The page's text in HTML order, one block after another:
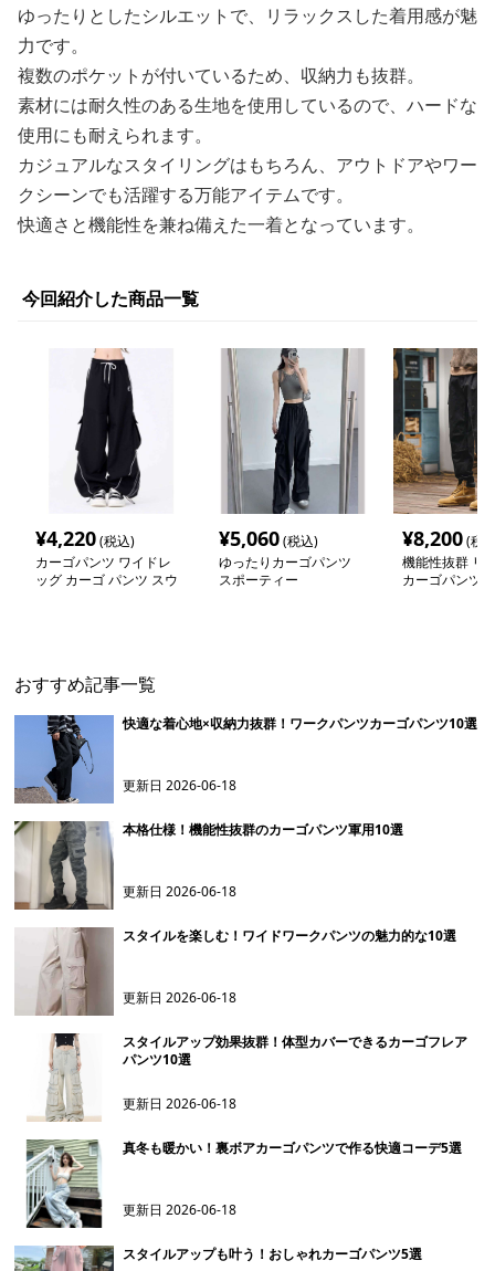
ゆったりとしたシルエットで、リラックスした着用感が魅
力です。
複数のポケットが付いているため、収納力も抜群。
素材には耐久性のある生地を使用しているので、ハードな
使用にも耐えられます。
カジュアルなスタイリングはもちろん、アウトドアやワー
クシーンでも活躍する万能アイテムです。
快適さと機能性を兼ね備えた一着となっています。
今回紹介した商品一覧
¥4,220(税込)
カーゴパンツ ワイドレ
ッグ カーゴ パンツ スウ
¥5,060(税込)
ゆったりカーゴパンツ
スポーティー
¥8,200(税
機能性抜群 リ
カーゴパンツ
おすすめ記事一覧
快適な着心地×収納力抜群！ワークパンツカーゴパンツ10選
更新日2026-06-18
本格仕様！機能性抜群のカーゴパンツ軍用10選
更新日2026-06-18
スタイルを楽しむ！ワイドワークパンツの魅力的な10選
更新日2026-06-18
スタイルアップ効果抜群！体型カバーできるカーゴフレア
パンツ10選
更新日2026-06-18
真冬も暖かい！裏ボアカーゴパンツで作る快適コーデ5選
更新日2026-06-18
スタイルアップも叶う！おしゃれカーゴパンツ5選